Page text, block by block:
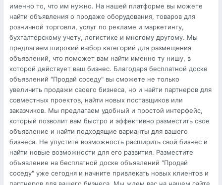
именно то, что им нужно. На нашей платформе вы можете
найти объявления о продаже оборудования, товаров для
розничной торговли, услуг по рекламе и маркетингу,
бухгалтерскому учету, логистике и многому другому. Мы
предлагаем широкий выбор категорий для размещения
объявлений, что поможет вам найти именно ту нишу, в
которой действует ваш бизнес. Благодаря бесплатной доске
объявлений "Продай соседу" вы сможете не только
увеличить продажи своего бизнеса, но и найти партнеров для
совместных проектов, найти новых поставщиков или
заказчиков. Мы предлагаем удобный и простой интерфейс,
который позволит вам быстро и эффективно разместить свое
объявление и найти подходящие варианты для вашего
бизнеса. Не упустите возможность расширить свой бизнес и
найти новые возможности для его развития. Разместите
объявление на бесплатной доске объявлений "Продай
соседу" уже сегодня и начните привлекать новых клиентов и